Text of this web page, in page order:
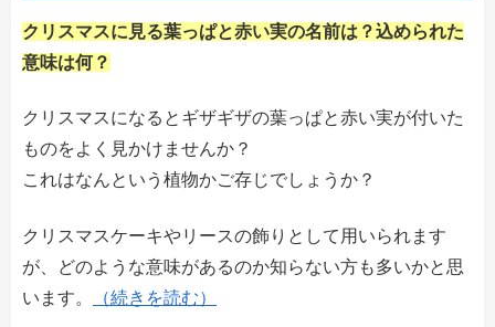
クリスマスに見る葉っぱと赤い実の名前は？込められた
意味は何？
クリスマスになるとギザギザの葉っぱと赤い実が付いた
ものをよく見かけませんか？
これはなんという植物かご存じでしょうか？
クリスマスケーキやリースの飾りとして用いられます
が、どのような意味があるのか知らない方も多いかと思
います。
（続きを読む）